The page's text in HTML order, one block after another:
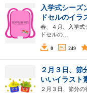
入学式シーズ
ドセルのイラ
春、４月、入学式
ドセルの…
0 249
２月３日、節
いいイラスト
２月３日、節分